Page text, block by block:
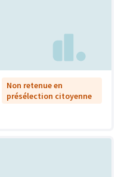
Non retenue en
présélection citoyenne